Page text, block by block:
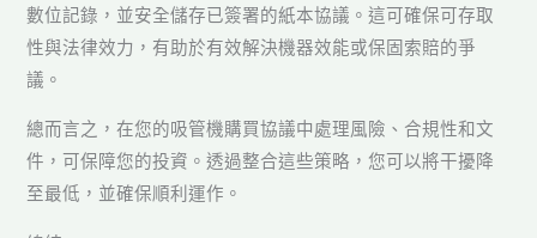
數位記錄，並安全儲存已簽署的紙本協議。這可確保可存取
性與法律效力，有助於有效解決機器效能或保固索賠的爭
議。
總而言之，在您的吸管機購買協議中處理風險、合規性和文
件，可保障您的投資。透過整合這些策略，您可以將干擾降
至最低，並確保順利運作。